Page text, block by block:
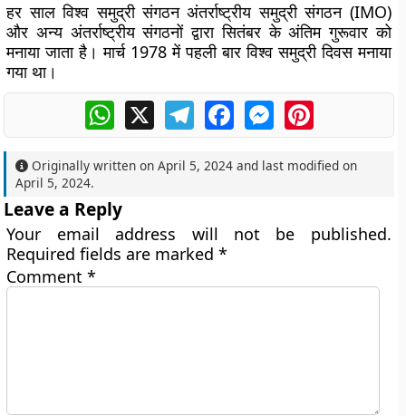
हर साल विश्व समुद्री संगठन अंतर्राष्ट्रीय समुद्री संगठन (IMO)
और अन्य अंतर्राष्ट्रीय संगठनों द्वारा सितंबर के अंतिम गुरूवार को
मनाया जाता है। मार्च 1978 में पहली बार विश्व समुद्री दिवस मनाया
गया था।
WhatsApp
X TelegramFacebookMessengerPinterest
Originally written onApril 5, 2024 and last modified on
April 5, 2024.
Leave a Reply
Your email address will not be published.
Required fields are marked*
Comment*